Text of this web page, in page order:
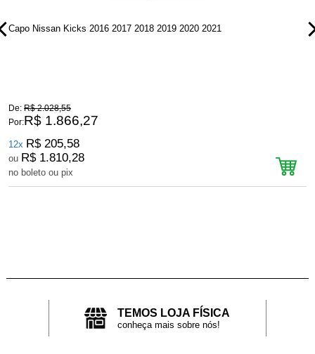
Capo Nissan Kicks 2016 2017 2018 2019 2020 2021
De: R$ 2.028,55
Por:R$ 1.866,27
12x R$ 205,58
ou R$ 1.810,28
no boleto ou pix
TEMOS LOJA FÍSICA
conheça mais sobre nós!